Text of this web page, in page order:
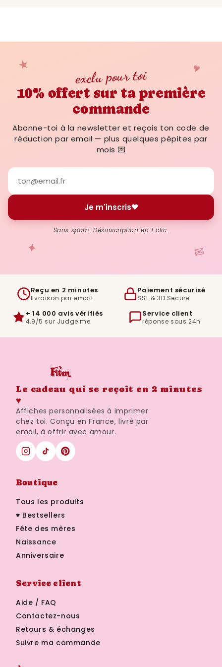
répond dans l'heure (jours ouvrés).
★ ♥
✦ ✉
exclu pour toi
10% offert sur ta première
commande
Abonne-toi à la newsletter et reçois ton code de
réduction par email — plus quelques pépites par
mois 💌
Je m'inscris
Sans spam. Désinscription en 1 clic.
Reçu en 2 minutes
livraison par email
Paiement sécurisé
SSL & 3D Secure
+ 14 000 avis vérifiés
4,9/5 sur Judge.me
Service client
réponse sous 24h
Le cadeau qui se reçoit en 2 minutes
♥
Affiches personnalisées à imprimer
chez toi. Conçu en France, livré par
email, à offrir avec amour.
Boutique
Tous les produits
♥ Bestsellers
Fête des mères
Naissance
Anniversaire
Service client
Aide / FAQ
Contactez-nous
Retours & échanges
Suivre ma commande